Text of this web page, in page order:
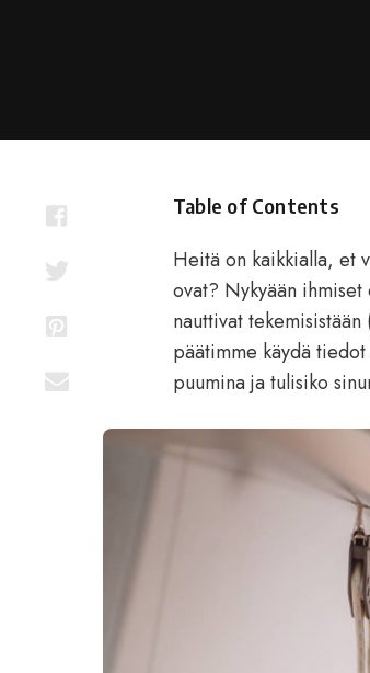
Table of Contents
Heitä on kaikkialla, et
ovat? Nykyään ihmiset
nauttivat
päätimme käydä
puumina ja tulisiko